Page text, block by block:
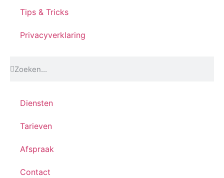
Tips & Tricks
Privacyverklaring
Diensten
Tarieven
Afspraak
Contact